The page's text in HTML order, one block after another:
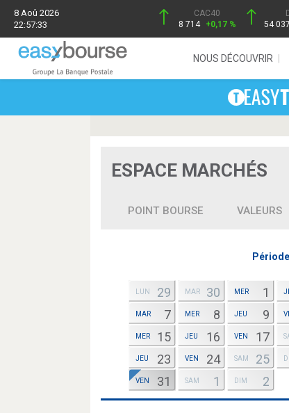
8 Aoû 2026
22:57:33
CAC40
8 714 +0,17 %
54 037
NOUS DÉCOUVRIR
ESPACE MARCHÉS
POINT BOURSE VALEURS
LUN 29 MAR 30 MER 1
MAR 7 MER 8 JEU 9
MER 15 JEU 16 VEN 17
JEU 23 VEN 24 SAM 25
VEN 31 SAM 1 DIM 2